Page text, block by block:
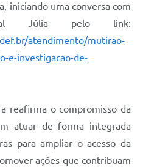
iniciando uma conversa com
Júlia pelo link:
atendimento/mutirao-
e-investigacao-de-
reafirma o compromisso da
atuar de forma integrada
para ampliar o acesso da
ações que contribuam